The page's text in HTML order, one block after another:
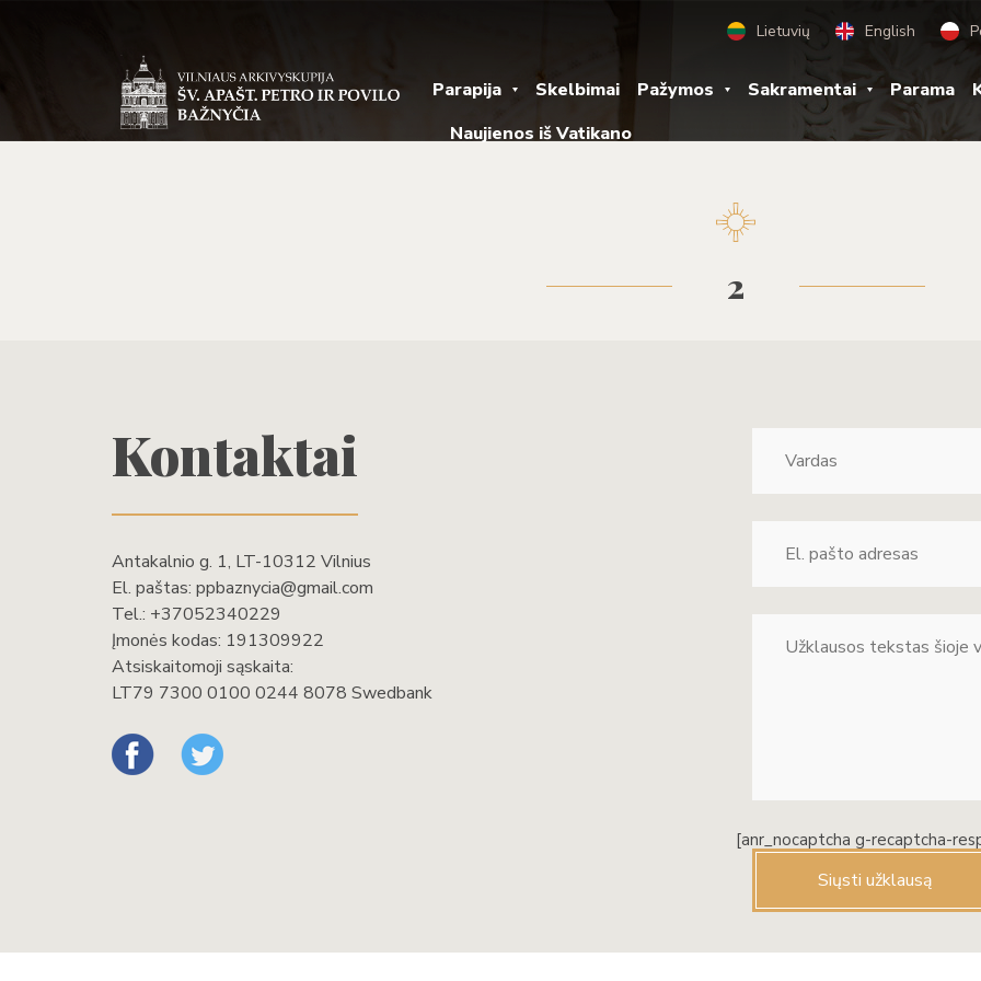
Lietuvių English
Parapija Skelbimai Pažymos Sakramentai Parama
Naujienos iš Vatikano
2
Kontaktai
Antakalnio g. 1, LT-10312 Vilnius
El. paštas: ppbaznycia@gmail.com
Tel.: +37052340229
Įmonės kodas: 191309922
Atsiskaitomoji sąskaita:
LT79 7300 0100 0244 8078 Swedbank
[anr_nocaptcha g-recaptcha-